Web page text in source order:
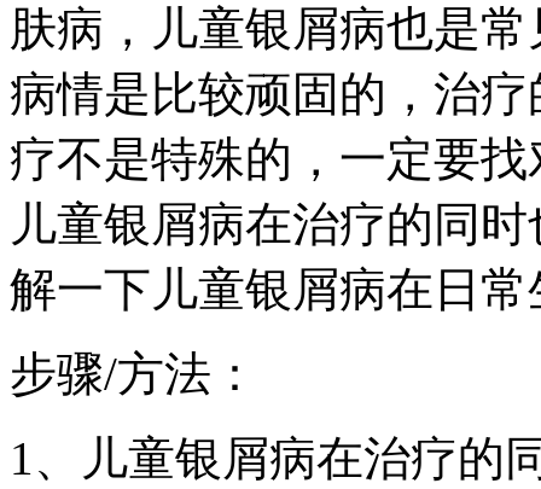
肤病，儿童银屑病也是
病情是比较顽固的，治
疗不是特殊的，一定要
儿童银屑病在治疗的同
解一下儿童银屑病在日
步骤/方法：
1、儿童银屑病在治疗的